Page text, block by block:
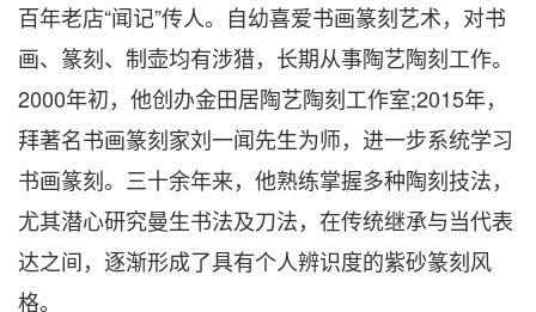
百年老店“闻记”传人。自幼喜爱书画篆刻艺术，对书
画、篆刻、制壶均有涉猎，长期从事陶艺陶刻工作。
2000年初，他创办金田居陶艺陶刻工作室;2015年，
拜著名书画篆刻家刘一闻先生为师，进一步系统学习
书画篆刻。三十余年来，他熟练掌握多种陶刻技法，
尤其潜心研究曼生书法及刀法，在传统继承与当代表
达之间，逐渐形成了具有个人辨识度的紫砂篆刻风
格。